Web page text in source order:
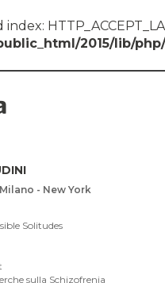
2015/lib/
- New York
Solitudes
sulla Schizofrenia